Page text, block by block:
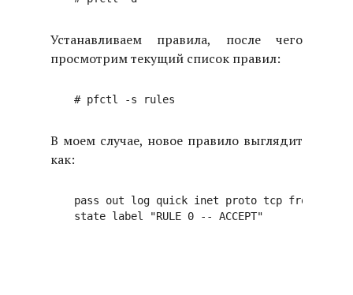
Устанавливаем правила, после чего
просмотрим текущий список правил:
В моем случае, новое правило выглядит
как:
pass out log quick inet proto tcp from
state label "RULE 0 -- ACCEPT"